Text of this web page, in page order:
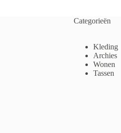
Categorieën
Kleding
Archies
Wonen
Tassen